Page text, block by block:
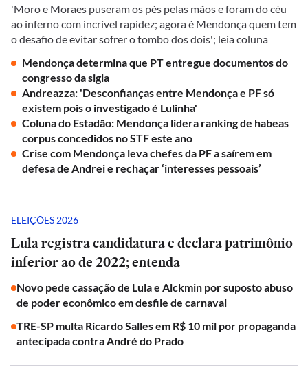
'Moro e Moraes puseram os pés pelas mãos e foram do céu
ao inferno com incrível rapidez; agora é Mendonça quem tem
o desafio de evitar sofrer o tombo dos dois'; leia coluna
Mendonça determina que PT entregue documentos do
congresso da sigla
Andreazza: 'Desconfianças entre Mendonça e PF só
existem pois o investigado é Lulinha'
Coluna do Estadão: Mendonça lidera ranking de habeas
corpus concedidos no STF este ano
Crise com Mendonça leva chefes da PF a saírem em
defesa de Andrei e rechaçar ‘interesses pessoais’
ELEIÇÕES 2026
Lula registra candidatura e declara patrimônio
inferior ao de 2022; entenda
Novo pede cassação de Lula e Alckmin por suposto abuso
de poder econômico em desfile de carnaval
TRE-SP multa Ricardo Salles em R$ 10 mil por propaganda
antecipada contra André do Prado